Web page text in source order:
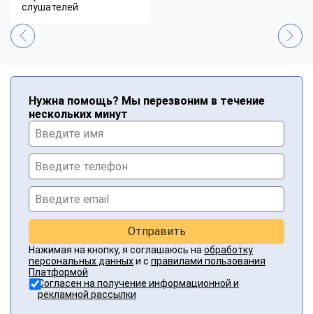
слушателей
Нужна помощь? Мы перезвоним в течение
нескольких минут
Отправить
Нажимая на кнопку, я соглашаюсь на обработку
персональных данныхи с правилами пользования
Платформой
Согласен на получение информационной и
рекламной рассылки